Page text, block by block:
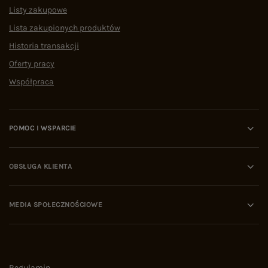
Listy zakupowe
Lista zakupionych produktów
Historia transakcji
Oferty pracy
Współpraca
POMOC I WSPARCIE
OBSŁUGA KLIENTA
MEDIA SPOŁECZNOŚCIOWE